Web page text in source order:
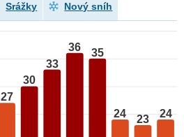
Srážky Nový sníh
27
30
33
36 35
24 23 24